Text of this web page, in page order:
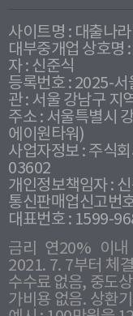
사이트명 : 대출나
대부중개업 상호명
자 : 신준식
등록번호 : 2025-
관 : 서울 강남구
주소 : 서울특별시
에이원타워)
사업자정보 : 주식
03602
개인정보책임자 :
통신판매업신고번
대표번호 : 1599-
금리 연20% 이
2021. 7. 7부터 체
수수료 없음, 중도
가비용 없음. 상환